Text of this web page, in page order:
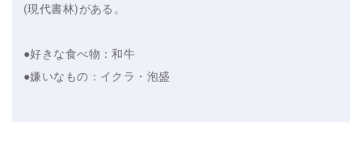
(現代書林)がある。
●好きな食べ物：和牛
●嫌いなもの：イクラ・泡盛